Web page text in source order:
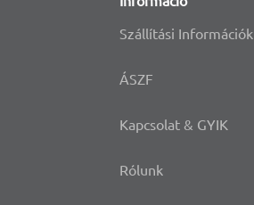
Szállítási Információk
ÁSZF
Kapcsolat & GYIK
Rólunk